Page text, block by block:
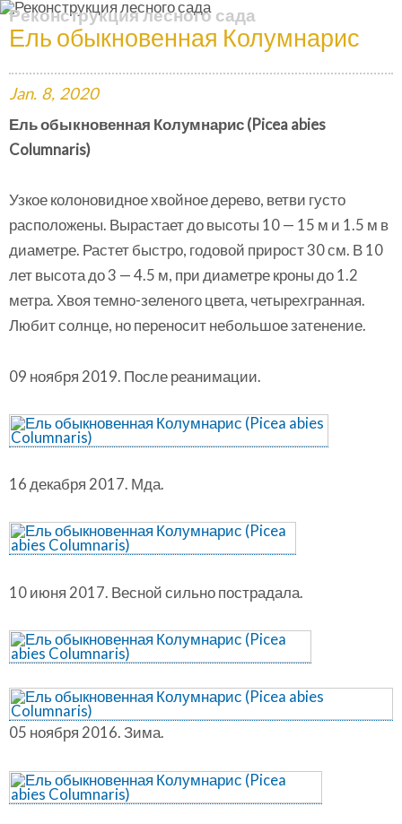
Реконструкция лесного сада
Ель обыкновенная Колумнарис
Jan. 8, 2020
Ель обыкновенная Колумнарис (Picea abies
Columnaris)
Узкое колоновидное хвойное дерево, ветви густо
расположены. Вырастает до высоты 10 — 15 м и 1.5 м в
диаметре. Растет быстро, годовой прирост 30 см. В 10
лет высота до 3 — 4.5 м, при диаметре кроны до 1.2
метра. Хвоя темно-зеленого цвета, четырехгранная.
Любит солнце, но переносит небольшое затенение.
09 ноября 2019. После реанимации.
16 декабря 2017. Мда.
10 июня 2017. Весной сильно пострадала.
05 ноября 2016. Зима.